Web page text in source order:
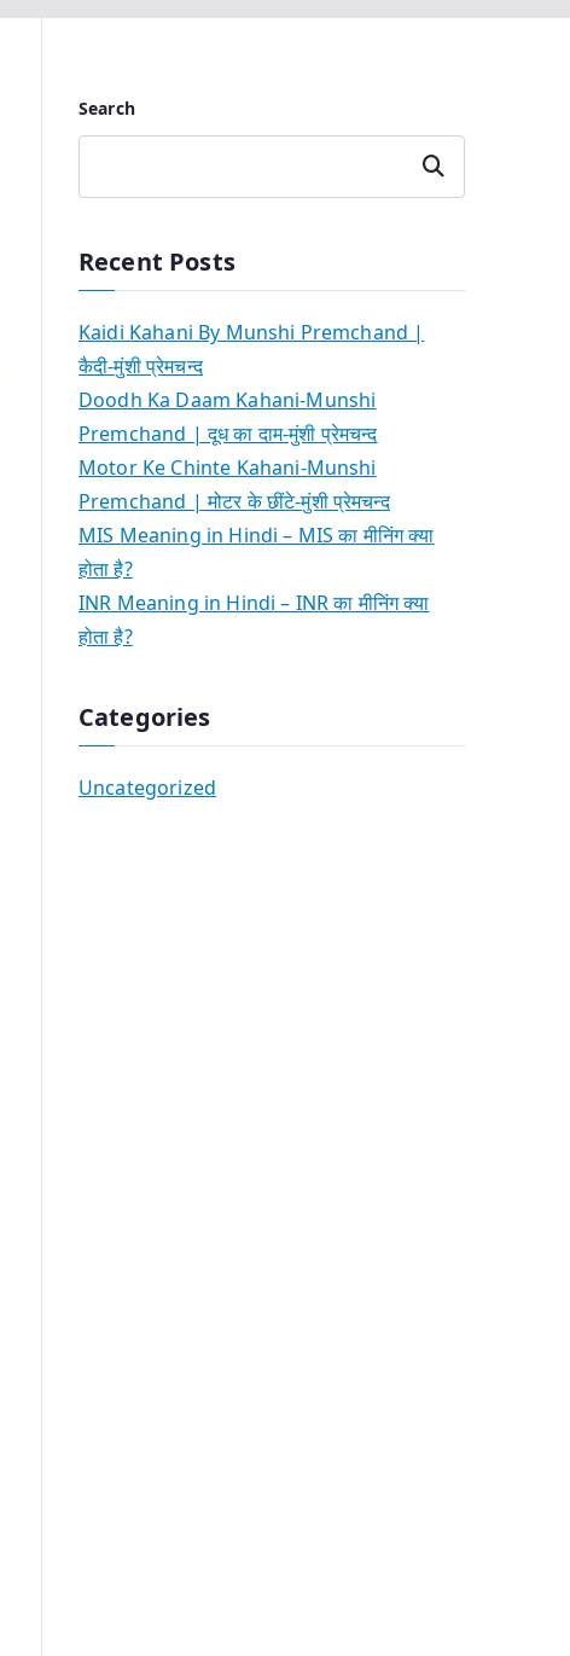
Search
Search
Recent Posts
Kaidi Kahani By Munshi Premchand |
कैदी-मुंशी प्रेमचन्द
Doodh Ka Daam Kahani-Munshi
Premchand | दूध का दाम-मुंशी प्रेमचन्द
Motor Ke Chinte Kahani-Munshi
Premchand | मोटर के छींटे-मुंशी प्रेमचन्द
MIS Meaning in Hindi – MIS का मीनिंग क्या
होता है?
INR Meaning in Hindi – INR का मीनिंग क्या
होता है?
Categories
Uncategorized